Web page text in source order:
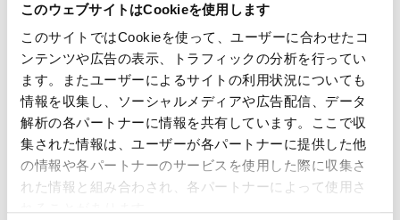
このウェブサイトはCookieを使用します
このサイトではCookieを使って、ユーザーに合わせたコ
ンテンツや広告の表示、トラフィックの分析を行ってい
ます。またユーザーによるサイトの利用状況についても
情報を収集し、ソーシャルメディアや広告配信、データ
解析の各パートナーに情報を共有しています。ここで収
集された情報は、ユーザーが各パートナーに提供した他
の情報や各パートナーのサービスを使用した際に収集さ
れた情報と組み合わされ、各パートナーによって使用さ
心地、豊かなフレーバー、最適な満足感を提供しま
す。
各ポッドには2mlのリキッドが充填されており、最大
約600回吸引可能*
原材料：プロピレングリコール（PG）、植物性グリセ
リン（VG）、香料吸引
サイズ：長さ 20mm、幅 15mm
重量：19g
※吸引回数は使用状況により異なります（平均的な使用デ